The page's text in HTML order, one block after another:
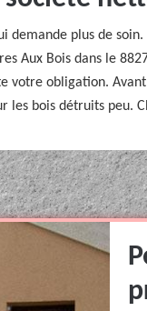
plus de
Aux Bois dans le
obligation.
les bois détruits peu.